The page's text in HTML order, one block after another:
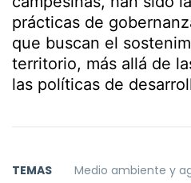
prácticas de
que buscan el
territorio, más allá de
las políticas de
TEMAS Medio ambiente y